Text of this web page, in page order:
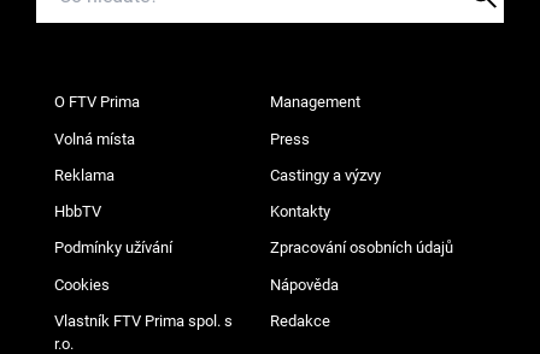
O FTV Prima Management
Volná místa Press
Reklama Castingy a výzvy
HbbTV Kontakty
Podmínky užívání Zpracování osobních údajů
Cookies Nápověda
Vlastník FTV Prima spol. s
r.o.
Redakce